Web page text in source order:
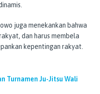
juga menekankan bahwa
dan harus membela
kepentingan rakyat.
Turnamen Ju-Jitsu Wali